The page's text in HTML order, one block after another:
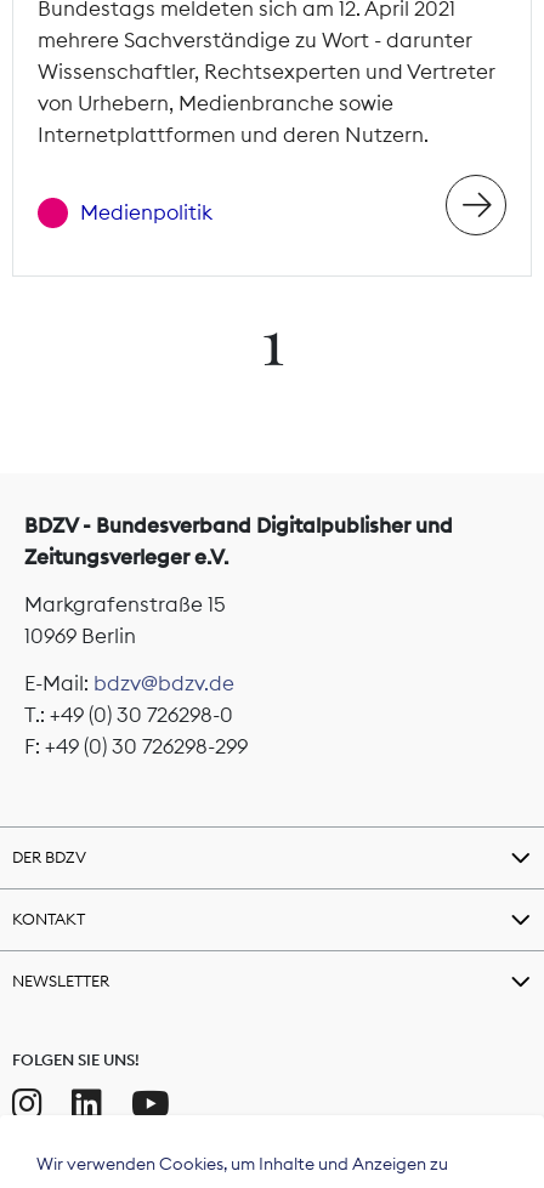
Bundestags meldeten sich am 12. April 2021
mehrere Sachverständige zu Wort - darunter
Wissenschaftler, Rechtsexperten und Vertreter
von Urhebern, Medienbranche sowie
Internetplattformen und deren Nutzern.
Medienpolitik
1
BDZV - Bundesverband Digitalpublisher und
Zeitungsverleger e.V.
Markgrafenstraße 15
10969 Berlin
E-Mail: bdzv@bdzv.de
T.: +49 (0) 30 726298-0
F: +49 (0) 30 726298-299
DER BDZV
KONTAKT
NEWSLETTER
FOLGEN SIE UNS!
Wir verwenden Cookies, um Inhalte und Anzeigen zu